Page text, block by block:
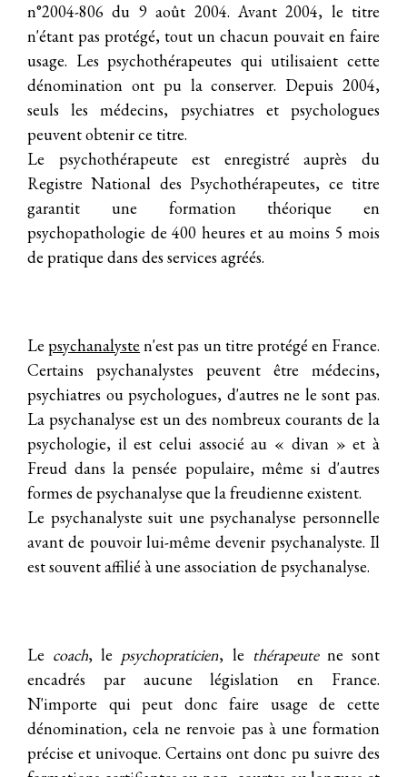
n°2004-806 du 9 août 2004. Avant 2004, le titre
n'étant pas protégé, tout un chacun pouvait en faire
usage. Les psychothérapeutes qui utilisaient cette
dénomination ont pu la conserver. Depuis 2004,
seuls les médecins, psychiatres et psychologues
peuvent obtenir ce titre.
Le psychothérapeute est enregistré auprès du
Registre National des Psychothérapeutes, ce titre
garantit une formation théorique en
psychopathologie de 400 heures et au moins 5 mois
de pratique dans des services agréés.
Lepsychanalyste n'est pas un titre protégé en France.
Certains psychanalystes peuvent être médecins,
psychiatres ou psychologues, d'autres ne le sont pas.
La psychanalyse est un des nombreux courants de la
psychologie, il est celui associé au « divan » et à
Freud dans la pensée populaire, même si d'autres
formes de psychanalyse que la freudienne existent.
Le psychanalyste suit une psychanalyse personnelle
avant de pouvoir lui-même devenir psychanalyste. Il
est souvent affilié à une association de psychanalyse.
Le coach, le psychopraticien, le thérapeutene sont
encadrés par aucune législation en France.
N'importe qui peut donc faire usage de cette
dénomination, cela ne renvoie pas à une formation
précise et univoque. Certains ont donc pu suivre des